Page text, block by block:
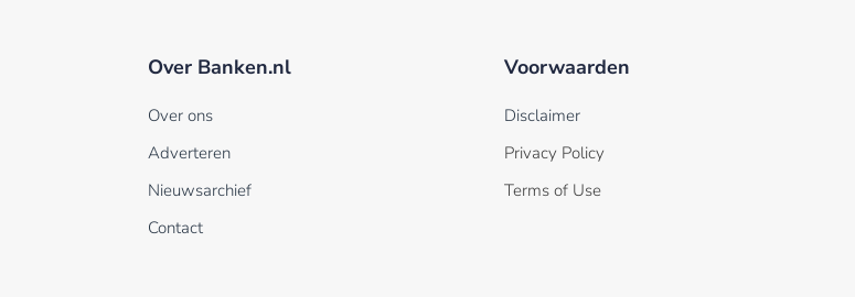
Over Banken.nl
Over ons
Adverteren
Nieuwsarchief
Contact
Voorwaarden
Disclaimer
Privacy Policy
Terms of Use